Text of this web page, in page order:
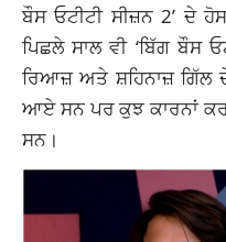
ਬੌਸ ਓਟੀਟੀ ਸੀਜ਼ਨ 2’ ਦੇ
ਪਿਛਲੇ ਸਾਲ ਵੀ ‘ਬਿੱਗ ਬੌਸ
ਰਿਆਜ਼ ਅਤੇ ਸ਼ਹਿਨਾਜ਼ ਗਿੱਲ
ਆਏ ਸਨ ਪਰ ਕੁਝ ਕਾਰਨਾਂ
ਸਨ।